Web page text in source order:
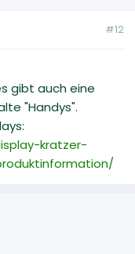
#12
gibt auch eine
"Handys".
kratzer-